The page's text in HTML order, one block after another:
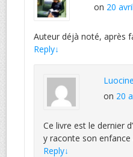
on 20
Auteur déjà noté, après
Reply↓
Luocine
on 20
Ce livre est le dernier
y raconte son enfance
Reply↓